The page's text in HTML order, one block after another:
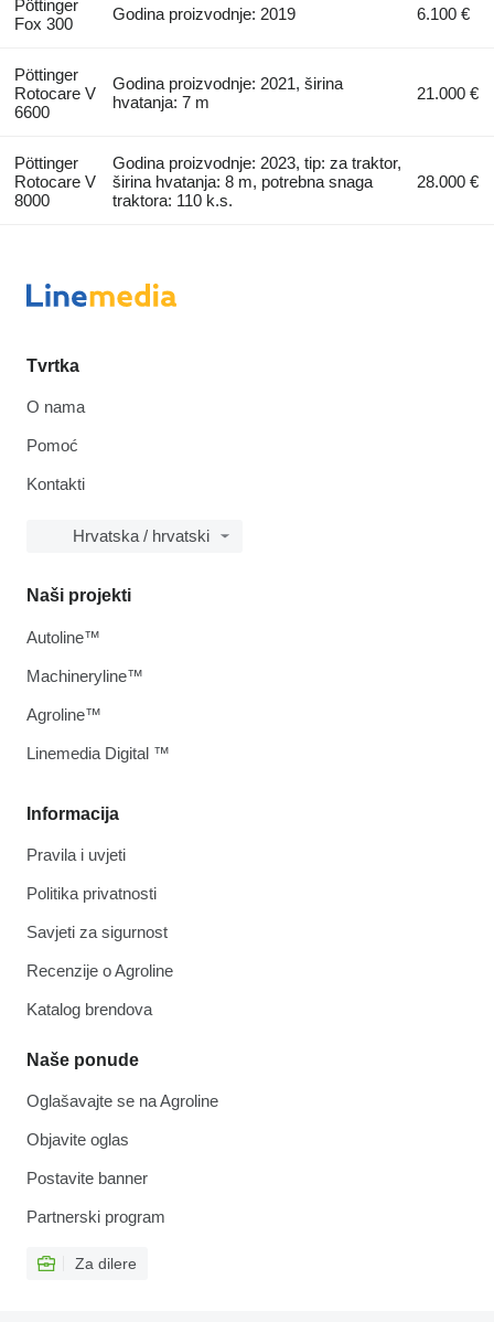
Pöttinger
Fox 300
Godina proizvodnje: 2019 6.100 €
Pöttinger
Rotocare V
6600
Godina proizvodnje: 2021, širina
hvatanja: 7 m
21.000 €
Pöttinger
Rotocare V
8000
Godina proizvodnje: 2023, tip: za traktor,
širina hvatanja: 8 m, potrebna snaga
traktora: 110 k.s.
28.000 €
Tvrtka
O nama
Pomoć
Kontakti
Hrvatska / hrvatski
Informacija
Pravila i uvjeti
Politika privatnosti
Savjeti za sigurnost
Recenzije o Agroline
Katalog brendova
Naše ponude
Oglašavajte se na Agroline
Objavite oglas
Postavite banner
Partnerski program
Za dilere
Naši projekti
Autoline™
Machineryline™
Agroline™
Linemedia Digital ™